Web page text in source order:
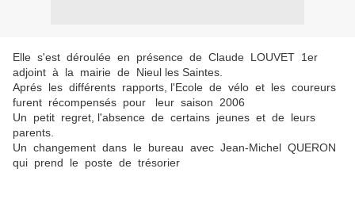
Elle s'est déroulée en présence de Claude LOUVET 1er
adjoint à la mairie de Nieul les Saintes.
Aprés les différents rapports, l'Ecole de vélo et les coureurs
furent récompensés pour leur saison 2006
Un petit regret, l'absence de certains jeunes et de leurs
parents.
Un changement dans le bureau avec Jean-Michel QUERON
qui prend le poste de trésorier